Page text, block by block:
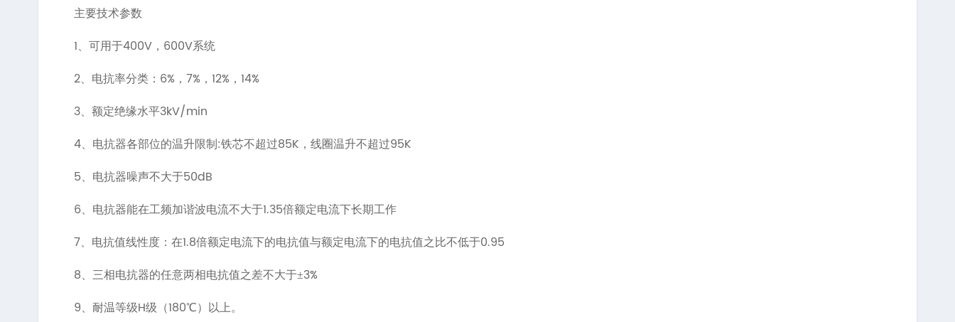
主要技术参数
1、 可用于400V， 600V系统
2、 电抗率分类： 6%， 7%， 12%， 14%
3、
额定绝缘水平3kV/min
4、
电抗器各部位的温升限制 :铁芯不超过85K ，线圈温升不超过95K
5、
电抗器噪声不大于50dB
6、
电抗器能在工频加谐波电流不大于1.35倍额定电流下长期工作
7、 电抗值线性度：在1.8倍额定电流下的电抗值与额定电流下的电抗值之比不低于0.95
8、
三相电抗器的任意两相电抗值之差不大于±3%
9、
耐温等级H级（180℃）以上。